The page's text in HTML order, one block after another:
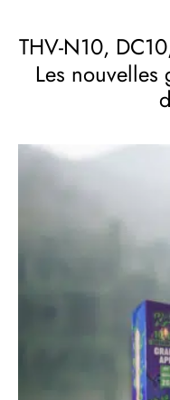
THV-N10, DC10
Les